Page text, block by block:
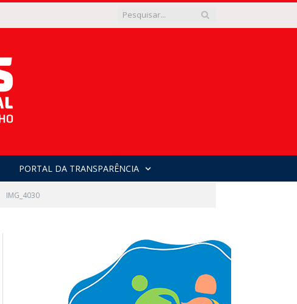
PORTAL DA TRANSPARÊNCIA
IMG_4030